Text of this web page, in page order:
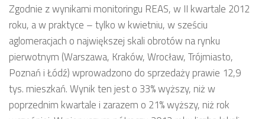
Zgodnie z wynikami monitoringu REAS, w II kwartale 2012
roku, a w praktyce – tylko w kwietniu, w sześciu
aglomeracjach o największej skali obrotów na rynku
pierwotnym (Warszawa, Kraków, Wrocław, Trójmiasto,
Poznań i Łódź) wprowadzono do sprzedaży prawie 12,9
tys. mieszkań. Wynik ten jest o 33% wyższy, niż w
poprzednim kwartale i zarazem o 21% wyższy, niż rok